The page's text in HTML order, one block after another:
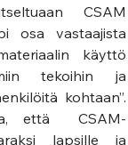
CSAM
osa vastaajista
käyttö
tekoihin ja
kohtaan”.
että  CSAM-
lapsille ja